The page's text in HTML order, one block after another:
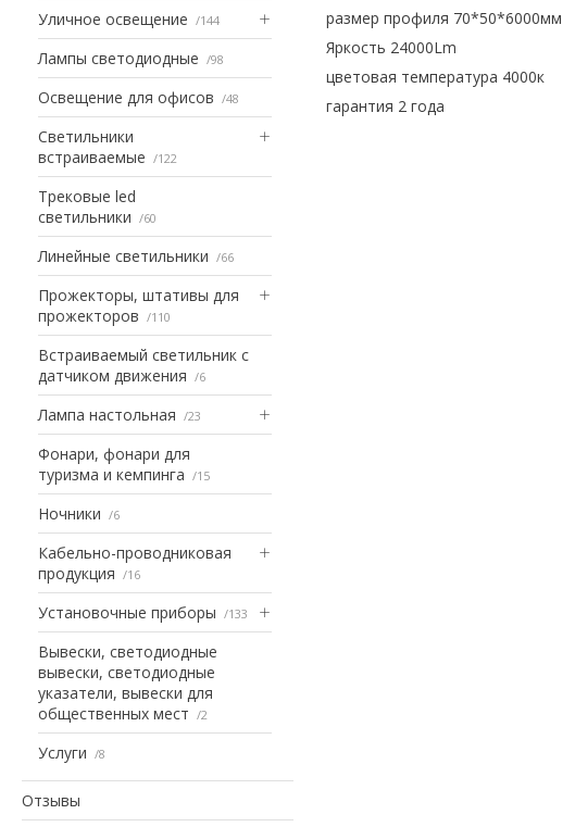
Уличное освещение 144
Лампы светодиодные 98
Освещение для офисов 48
Светильники
встраиваемые
122
Трековые led
светильники
60
Линейные светильники 66
Прожекторы, штативы для
прожекторов
110
Встраиваемый светильник с
датчиком движения
6
Лампа настольная 23
Фонари, фонари для
туризма и кемпинга
15
Ночники 6
Кабельно-проводниковая
продукция
16
Установочные приборы 133
Вывески, светодиодные
вывески, светодиодные
указатели, вывески для
общественных мест
2
Услуги 8
Отзывы
размер профиля 70*50*6000мм
Яркость 24000Lm
цветовая температура 4000к
гарантия 2 года